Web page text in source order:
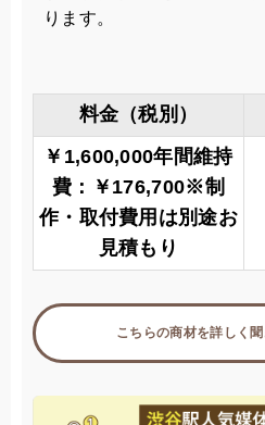
ります。
料金（税別）
￥1,600,000年間維持
費：￥176,700※制
作・取付費用は別途お
見積もり
こちらの商材を詳しく